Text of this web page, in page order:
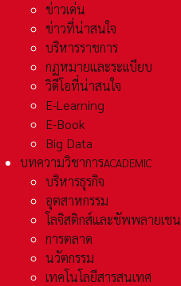
ข่าวเด่น
ข่าวที่น่าสนใจ
บริหารราชการ
กฏหมายและระเเบียบ
วิดีโอที่น่าสนใจ
E-Learning
E-Book
Big Data
บทความวิชาการACADEMIC
บริหารธุรกิจ
อุตสาหกรรม
โลจิสติกส์และชัพพลายเชน
การตลาด
นวัตกรรม
เทคโนโลยีสารสนเทศ